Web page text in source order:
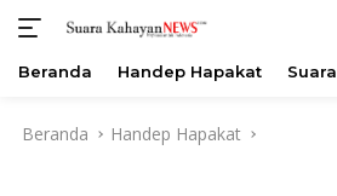
Beranda Handep Hapakat
Beranda Handep Hapakat